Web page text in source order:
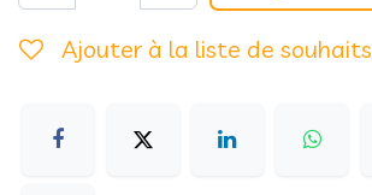
Ajouter à la liste de souhaits